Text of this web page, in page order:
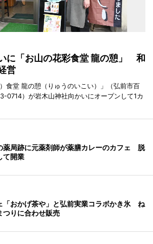
に「お山の花彩食堂 龍の憩」 和
営
食堂 龍の憩（りゅうのいこい）」（弘前市百
0714）が岩木山神社向かいにオープンして1カ
薬局跡に元薬剤師が薬膳カレーのカフェ 脱
て開業
「おかげ茶や」と弘前実業コラボかき氷 ね
つりに合わせ販売